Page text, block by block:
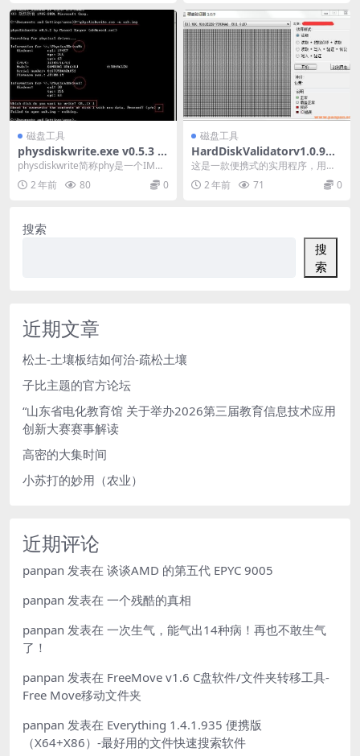
磁盘工具
physdiskwrite.exe v0.5.3 I
MG写盘工具（容易误删电脑
硬盘）
physdiskwrite简称phy是一个IMG
写盘工具，用于硬盘绝对写。 可
以...2 年前 80 0
磁盘工具
HardDiskValidatorv1.0.9中
文绿色版-硬盘坏道扫描修复工
具-硬盘验证器
这是一款便携式的实用程序，用于
测试识别硬盘驱动器的坏扇区。 此
工具提供有关坏扇区...
2 年前 71 0
搜索
搜
索
近期文章
松土-土壤板结如何治-疏松土壤
子比主题的官方论坛
“山东省电化教育馆 关于举办2026第三届教育信息技术应用
创新大赛赛事解读
高密的大集时间
小苏打的妙用（农业）
近期评论
panpan 发表在 谈谈AMD 的第五代 EPYC 9005
panpan 发表在 一个残酷的真相
panpan 发表在 一次生气，能气出14种病！再也不敢生气
了！
panpan 发表在 FreeMove v1.6 C盘软件/文件夹转移工具-
Free Move移动文件夹
panpan 发表在 Everything 1.4.1.935 便携版
（X64+X86）-最好用的文件快速搜索软件